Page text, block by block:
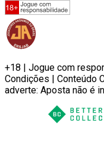
+18 | Jogue com
Condições | Conteúdo
adverte: Aposta não é